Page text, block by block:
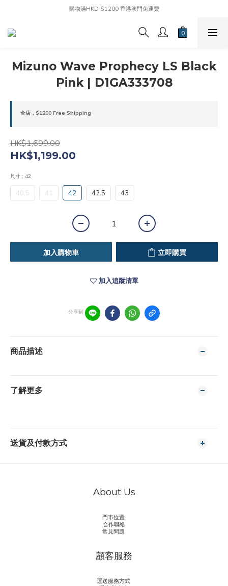
購物滿HKD $1200 香港澳門免運費
Mizuno Wave Prophecy LS Black
Pink | D1GA333708
全店，$1200 Free Shipping
HK$1,699.00
HK$1,199.00
尺寸 : 42
40.5 41 42 42.5 43
加入購物車 立即購買
加入追蹤清單
分享到
商品描述
了解更多
送貨及付款方式
About Us
門市位置
合作聯絡
常見問題
顧客服務
運送服務方式